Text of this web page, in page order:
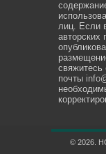
лиц. Если
авторских
свяжитесь
почты
© 2026.